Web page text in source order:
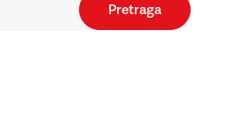
Pretraga